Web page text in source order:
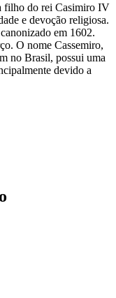
filho do rei Casimiro IV
e devoção religiosa.
em 1602.
O nome Cassemiro,
no Brasil, possui uma
devido a